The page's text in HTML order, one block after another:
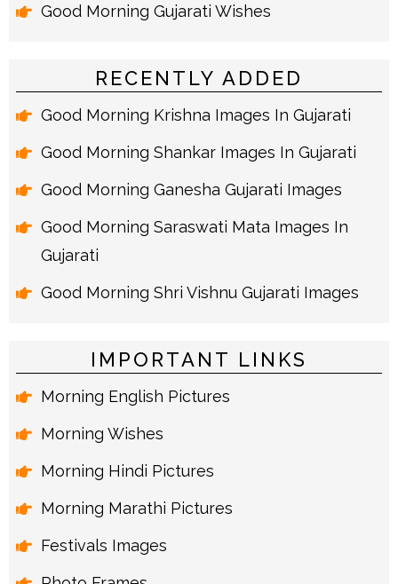
Good Morning Gujarati Wishes
RECENTLY ADDED
Good Morning Krishna Images In Gujarati
Good Morning Shankar Images In Gujarati
Good Morning Ganesha Gujarati Images
Good Morning Saraswati Mata Images In
Gujarati
Good Morning Shri Vishnu Gujarati Images
IMPORTANT LINKS
Morning English Pictures
Morning Wishes
Morning Hindi Pictures
Morning Marathi Pictures
Festivals Images